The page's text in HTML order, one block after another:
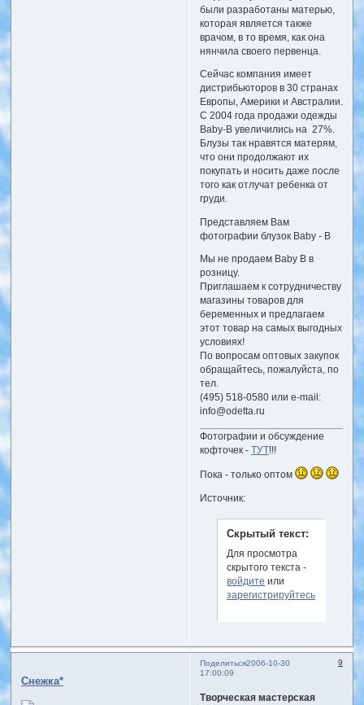
были разработаны матерью,
которая является также
врачом, в то время, как она
нянчила своего первенца.
Сейчас компания имеет
дистрибьюторов в 30 странах
Европы, Америки и Австралии.
С 2004 года продажи одежды
Baby-B увеличились на 27%.
Блузы так нравятся матерям,
что они продолжают их
покупать и носить даже после
того как отлучат ребенка от
груди.
Представляем Вам
фотографии блузок Baby - B
Мы не продаем Baby B в
розницу.
Приглашаем к сотрудничеству
магазины товаров для
беременных и предлагаем
этот товар на самых выгодных
условиях!
По вопросам оптовых закупок
обращайтесь, пожалуйста, по
тел.
(495) 518-0580 или e-mail:
info@odetta.ru
Фотографии и обсуждение
кофточек - ТУТ!!!
Пока - только оптом
Источник:
Скрытый текст:
Для просмотра
скрытого текста -
войдите или
зарегистрируйтесь
Поделиться 9
2006-10-30
17:00:09
Снежка*
Творческая мастерская